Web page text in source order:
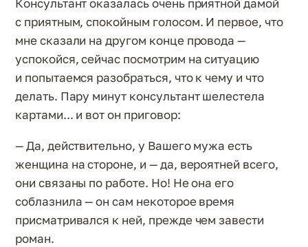
Консультант оказалась очень приятной дамой
с приятным, спокойным голосом. И первое, что
мне сказали на другом конце провода —
успокойся, сейчас посмотрим на ситуацию
и попытаемся разобраться, что к чему и что
делать. Пару минут консультант шелестела
картами... и вот он приговор:
— Да, действительно, у Вашего мужа есть
женщина на стороне, и — да, вероятней всего,
они связаны по работе. Но! Не она его
соблазнила — он сам некоторое время
присматривался к ней, прежде чем завести
роман.